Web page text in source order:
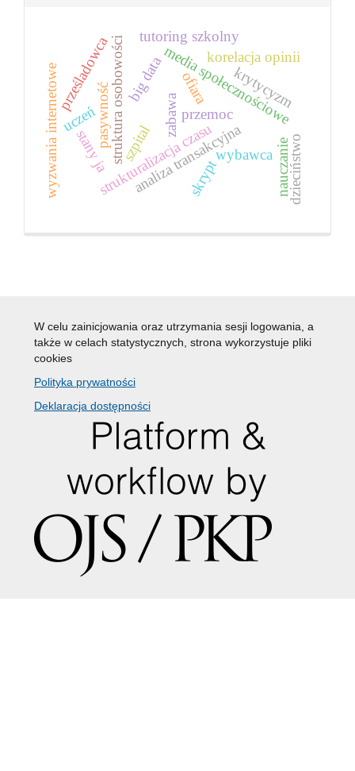
zabawa
strukturalizacja czasu
analiza transakcyjna
big data
struktura osobowości media społecznościowe
pasywność
uczeń
ofiara
prześladowca
wybawca
przemoc
stany ja
tutoring szkolny
skrypt
korelacja opinii
wyzwania internetowe dzieciństwo
nauczanie
krytycyzm
szpital
W celu zainicjowania oraz utrzymania sesji logowania, a
także w celach statystycznych, strona wykorzystuje pliki
cookies
Polityka prywatności
Deklaracja dostępności